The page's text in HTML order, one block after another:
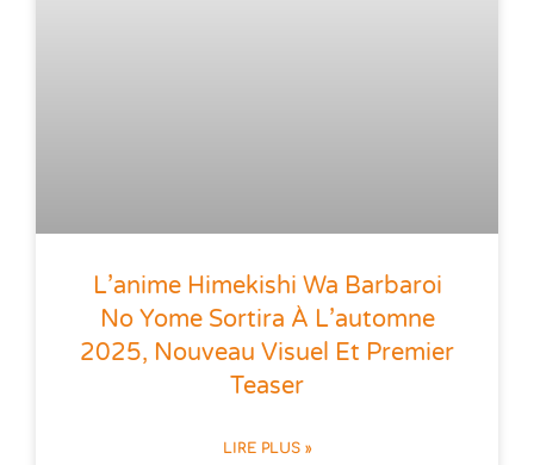
L’anime Himekishi Wa Barbaroi
No Yome Sortira À L’automne
2025, Nouveau Visuel Et Premier
Teaser
LIRE PLUS »